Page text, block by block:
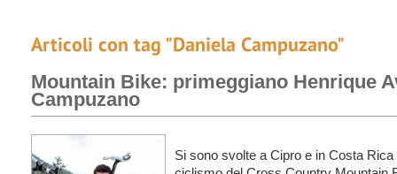
Articoli con tag "Daniela Campuzano"
Mountain Bike: primeggiano Henrique
Campuzano
Si sono svolte a Cipro e in Costa